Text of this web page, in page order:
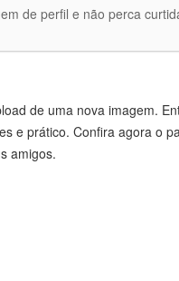
de perfil e não perca
de uma nova imagem.
e prático. Confira agora o
amigos.